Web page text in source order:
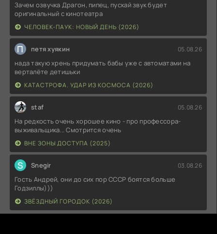
Зачем озвучка Драгон, пипец, пускай звук будет
оригинальный с кинотеатра
ЧЕЛОВЕК-ПАУК: НОВЫЙ ДЕНЬ (2026)
П петя хуякин 05.08.26
нада такую хрень придумать бабы уже с автоматами на
верталёте детишьки
КАТАСТРОФА. УДАР ИЗ КОСМОСА (2026)
staf 05.08.26
На редкость очень хорошее кино - про профессора-
выживальщика... Смотрится очень
ВНЕ ЗОНЫ ДОСТУПА (2025)
S Snegir 03.08.26
Гость Андрей, они до сих пор СССР боятся больше
Годзиллы)))
ЗВЁЗДНЫЙ ГОРОДОК (2026)